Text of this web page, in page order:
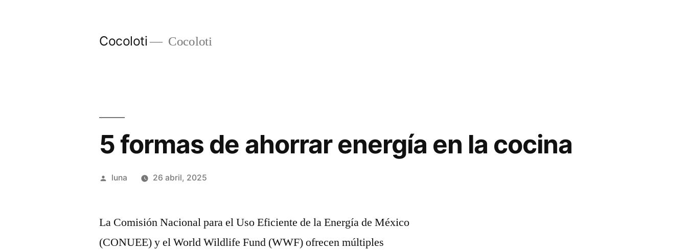
Cocoloti Cocoloti
5 formas de ahorrar energía en la cocina
Publicado
luna 26 abril, 2025
La Comisión Nacional para el Uso Eficiente de la Energía de México
(CONUEE) y el World Wildlife Fund (WWF) ofrecen múltiples